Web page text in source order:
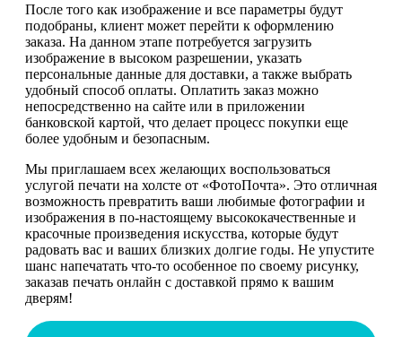
После того как изображение и все параметры будут
подобраны, клиент может перейти к оформлению
заказа. На данном этапе потребуется загрузить
изображение в высоком разрешении, указать
персональные данные для доставки, а также выбрать
удобный способ оплаты. Оплатить заказ можно
непосредственно на сайте или в приложении
банковской картой, что делает процесс покупки еще
более удобным и безопасным.
Мы приглашаем всех желающих воспользоваться
услугой печати на холсте от «ФотоПочта». Это отличная
возможность превратить ваши любимые фотографии и
изображения в по-настоящему высококачественные и
красочные произведения искусства, которые будут
радовать вас и ваших близких долгие годы. Не упустите
шанс напечатать что-то особенное по своему рисунку,
заказав печать онлайн с доставкой прямо к вашим
дверям!